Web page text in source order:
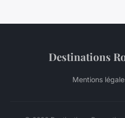
Destinations
Mentions